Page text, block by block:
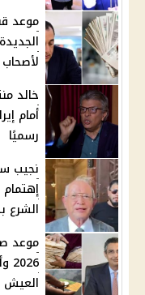
خالد
أمام
رسميًا
نجيب
الشرع
موعد
العيش